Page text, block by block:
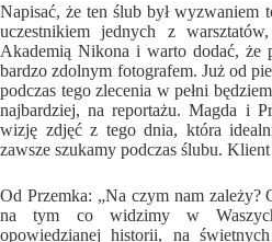
Napisać, że ten ślub był wyzwaniem
uczestnikiem jednych z
Akademią Nikona i warto dodać, że
bardzo zdolnym fotografem. Już od
podczas tego zlecenia w pełni
najbardziej, na reportażu. Magda i
wizję zdjęć z tego dnia, która
zawsze szukamy podczas ślubu.
Od Przemka: „Na czym nam zależy?
na tym co widzimy w
opowiedzianej historii, na